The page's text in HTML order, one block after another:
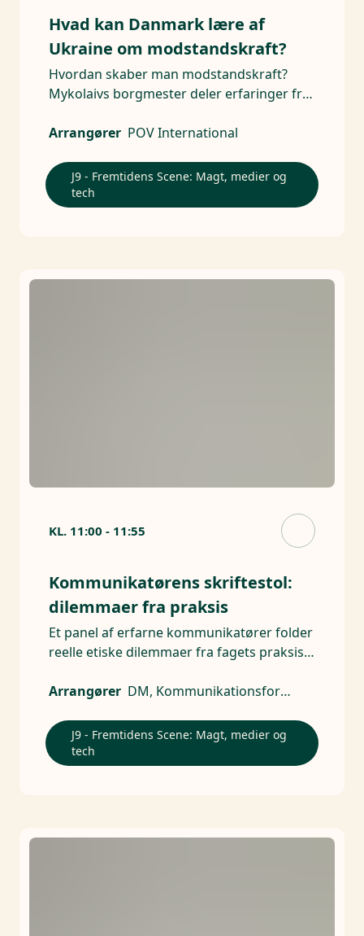
Hvad kan Danmark lære af
Ukraine om modstandskraft?
Hvordan skaber man modstandskraft?
Mykolaivs borgmester deler erfaringer fra
Arrangører POV International
J9 - Fremtidens Scene: Magt, medier og
tech
KL. 11:00 - 11:55
Kommunikatørens skriftestol:
dilemmaer fra praksis
Et panel af erfarne kommunikatører folder
reelle etiske dilemmaer fra fagets praksis
Arrangører
DM, Kommunikationsforeningen
J9 - Fremtidens Scene: Magt, medier og
tech